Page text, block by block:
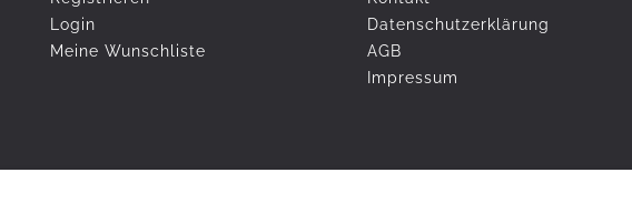
Login
Meine Wunschliste
Daten­schutz­erklärung
AGB
Impressum